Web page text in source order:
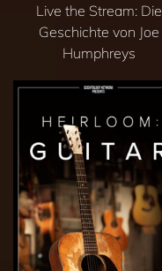
Live the Stream: Die
Geschichte von Joe
Humphreys